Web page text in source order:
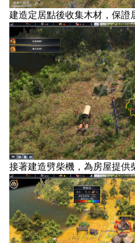
建造定居點後收集木材，保證
接著建造劈柴機，為房屋提供